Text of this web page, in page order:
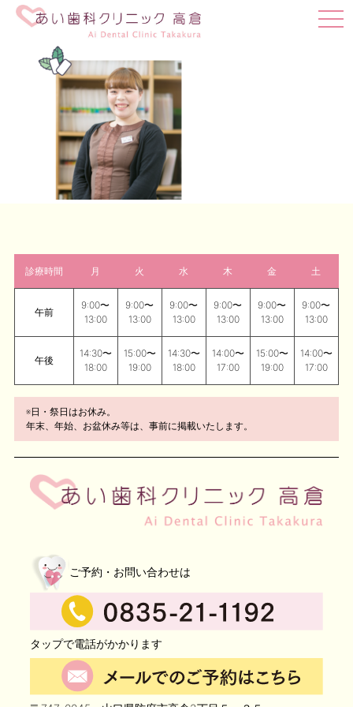
t
n
診療時間 月 火 水 木 金 土
午前
9:00〜
13:00
9:00〜
13:00
9:00〜
13:00
9:00〜
13:00
9:00〜
13:00
9:00〜
13:00
午後
14:30〜
18:00
15:00〜
19:00
14:30〜
18:00
14:00〜
17:00
15:00〜
19:00
14:00〜
17:00
※日・祭日はお休み。
年末、年始、お盆休み等は、事前に掲載いたします。
ご予約・お問い合わせは
タップで電話がかかります